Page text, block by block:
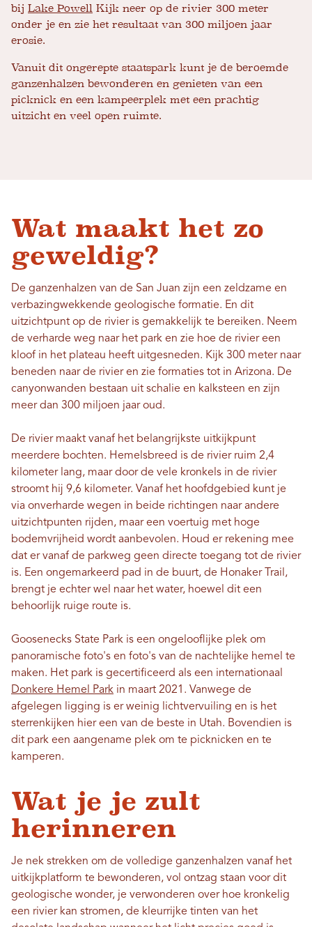
bij Lake Powell Kijk neer op de rivier 300 meter
onder je en zie het resultaat van 300 miljoen jaar
erosie.
Vanuit dit ongerepte staatspark kunt je de beroemde
ganzenhalzen bewonderen en genieten van een
picknick en een kampeerplek met een prachtig
uitzicht en veel open ruimte.
Wat maakt het zo
geweldig?
De ganzenhalzen van de San Juan zijn een zeldzame en
verbazingwekkende geologische formatie. En dit
uitzichtpunt op de rivier is gemakkelijk te bereiken. Neem
de verharde weg naar het park en zie hoe de rivier een
kloof in het plateau heeft uitgesneden. Kijk 300 meter naar
beneden naar de rivier en zie formaties tot in Arizona. De
canyonwanden bestaan ​​uit schalie en kalksteen en zijn
meer dan 300 miljoen jaar oud.
De rivier maakt vanaf het belangrijkste uitkijkpunt
meerdere bochten. Hemelsbreed is de rivier ruim 2,4
kilometer lang, maar door de vele kronkels in de rivier
stroomt hij 9,6 kilometer. Vanaf het hoofdgebied kunt je
via onverharde wegen in beide richtingen naar andere
uitzichtpunten rijden, maar een voertuig met hoge
bodemvrijheid wordt aanbevolen. Houd er rekening mee
dat er vanaf de parkweg geen directe toegang tot de rivier
is. Een ongemarkeerd pad in de buurt, de Honaker Trail,
brengt je echter wel naar het water, hoewel dit een
behoorlijk ruige route is.
Goosenecks State Park is een ongelooflijke plek om
panoramische foto's en foto's van de nachtelijke hemel te
maken. Het park is gecertificeerd als een internationaal
Donkere Hemel Park in maart 2021. Vanwege de
afgelegen ligging is er weinig lichtvervuiling en is het
sterrenkijken hier een van de beste in Utah. Bovendien is
dit park een aangename plek om te picknicken en te
kamperen.
Wat je je zult
herinneren
Je nek strekken om de volledige ganzenhalzen vanaf het
uitkijkplatform te bewonderen, vol ontzag staan ​​voor dit
geologische wonder, je verwonderen over hoe kronkelig
een rivier kan stromen, de kleurrijke tinten van het